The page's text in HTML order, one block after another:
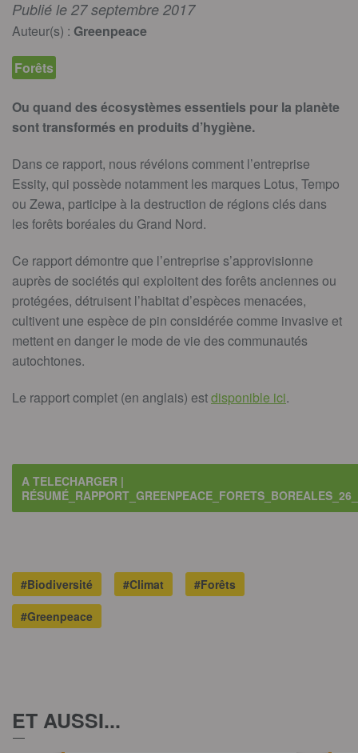
Publié le 27 septembre 2017
Auteur(s) : Greenpeace
Forêts
Ou quand des écosystèmes essentiels pour la planète
sont transformés en produits d’hygiène.
Dans ce rapport, nous révélons comment l’entreprise
Essity, qui possède notamment les marques Lotus, Tempo
ou Zewa, participe à la destruction de régions clés dans
les forêts boréales du Grand Nord.
Ce rapport démontre que l’entreprise s’approvisionne
auprès de sociétés qui exploitent des forêts anciennes ou
protégées, détruisent l’habitat d’espèces menacées,
cultivent une espèce de pin considérée comme invasive et
mettent en danger le mode de vie des communautés
autochtones.
Le rapport complet (en anglais) estdisponible ici.
A TELECHARGER |
#Biodiversité #Climat
#Forêts
#Greenpeace
ET AUSSI...